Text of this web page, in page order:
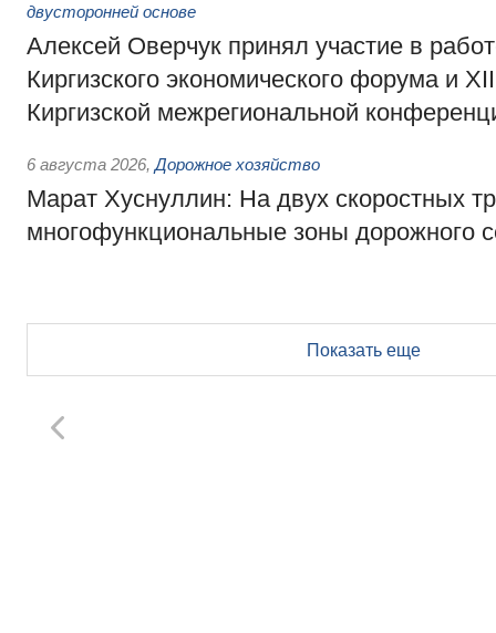
двусторонней основе
Алексей Оверчук принял участие в
Киргизского экономического форума и
Киргизской межрегиональной
6 августа 2026, Дорожное хозяйство
Марат Хуснуллин: На двух скоростных
многофункциональные зоны дорожного
Показать еще